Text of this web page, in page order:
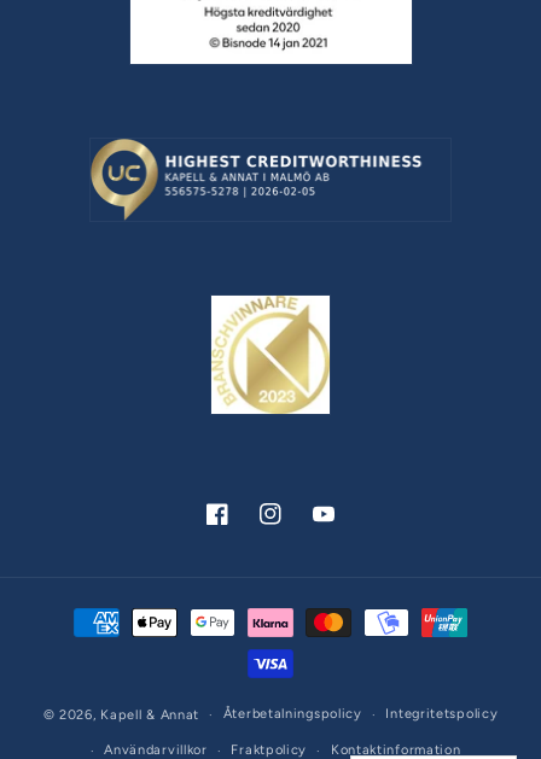
FacebookInstagramYouTube
Betalningsmetoder
© 2026, Kapell & Annat Återbetalningspolicy Integritetspolicy
Användarvillkor Fraktpolicy Kontaktinformation